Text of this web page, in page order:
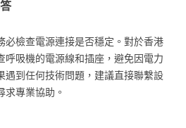
必檢查電源連接是否穩定。對於香港
呼吸機的電源線和插座，避免因電力
遇到任何技術問題，建議直接聯繫設
專業協助。